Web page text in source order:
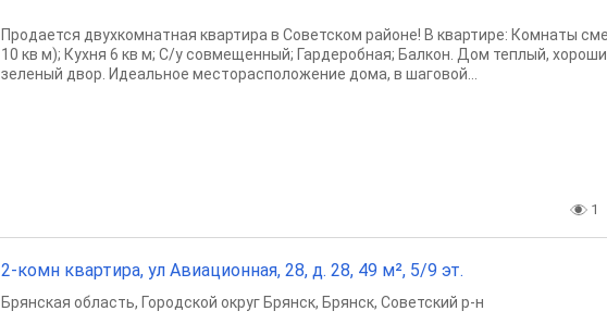
Продается двухкомнатная квартира в Советском районе! В квартире: Комнаты
10 кв м); Кухня 6 кв м; С/у совмещенный; Гардеробная; Балкон. Дом теплый,
зеленый двор. Идеальное месторасположение дома, в шаговой...
1
2-комн квартира, ул Авиационная, 28, д. 28, 49 м², 5/9 эт.
Брянская область, Городской округ Брянск, Брянск, Советский р-н